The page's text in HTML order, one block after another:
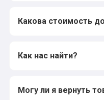
Какова стоимость
Как нас найти?
Могу ли я вернуть